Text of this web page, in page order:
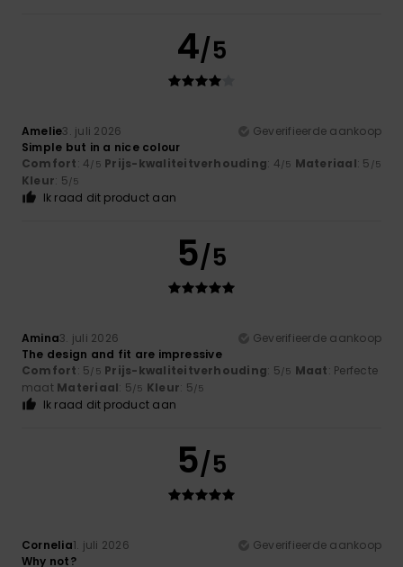
4/5
Amelie3. juli 2026
Geverifieerde aankoop
Simple but in a nice colour
Comfort: 4/5 Prijs-kwaliteitverhouding: 4/5 Materiaal: 5 /5
Kleur: 5/5
Ik raad dit product aan
5/5
Amina3. juli 2026
Geverifieerde aankoop
The design and fit are impressive
Comfort: 5/5 Prijs-kwaliteitverhouding: 5/5 Maat: Perfecte
maat Materiaal: 5/5 Kleur: 5/5
Ik raad dit product aan
5/5
Cornelia1. juli 2026
Geverifieerde aankoop
Why not?